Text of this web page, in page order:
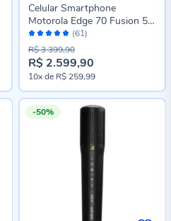
Avaliação:
98%
(61)
Celular Smartphone
Motorola Edge 70 Fusion 5G
256Gb 8Gb Ram - Preto
Preço
especial
R$ 2.599,90
R$ 3.399,90
10xde R$ 259,99
-50%